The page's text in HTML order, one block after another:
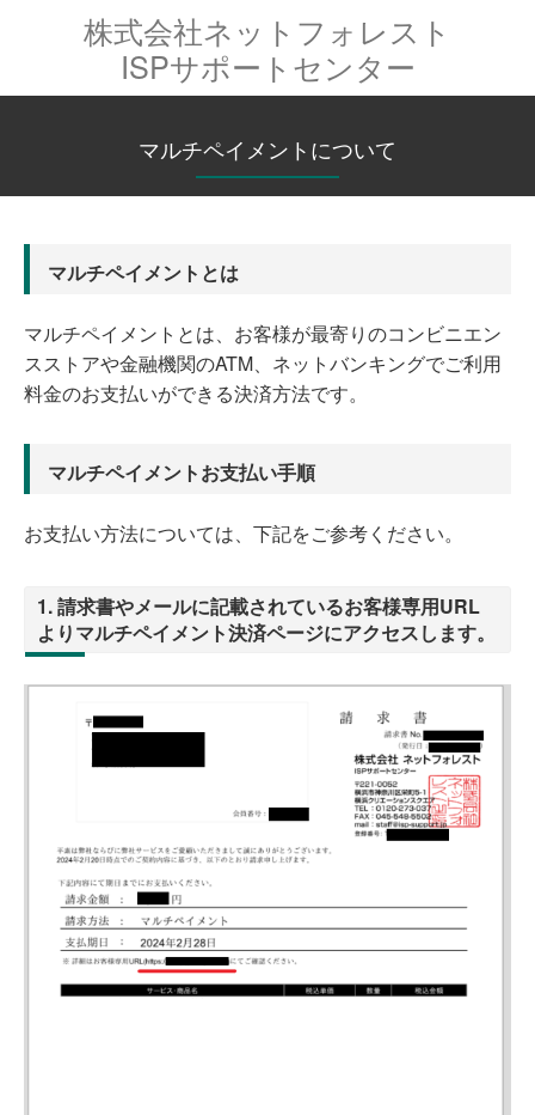
株式会社ネットフォレスト
ISPサポートセンター
マルチペイメントについて
マルチペイメントとは
マルチペイメントとは、お客様が最寄りのコンビニエン
スストアや金融機関のATM、ネットバンキングでご利用
料金のお支払いができる決済方法です。
マルチペイメントお支払い手順
お支払い方法については、下記をご参考ください。
1. 請求書やメールに記載されているお客様専用URL
よりマルチペイメント決済ページにアクセスします。